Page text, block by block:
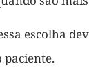
escolha
paciente.